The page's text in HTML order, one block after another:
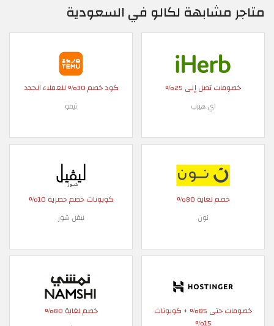
متاجر مشابهة لكالو في السعودية
خصومات تصل إلى 25%
اي هيرب
كود خصم 30% للعملاء الجدد
تيمو
خصم لغاية 80%
نون
كوبونات خصم حصرية 10%
ليفل شوز
خصومات حتى 85% + كوبونات
خصم لغاية 80%